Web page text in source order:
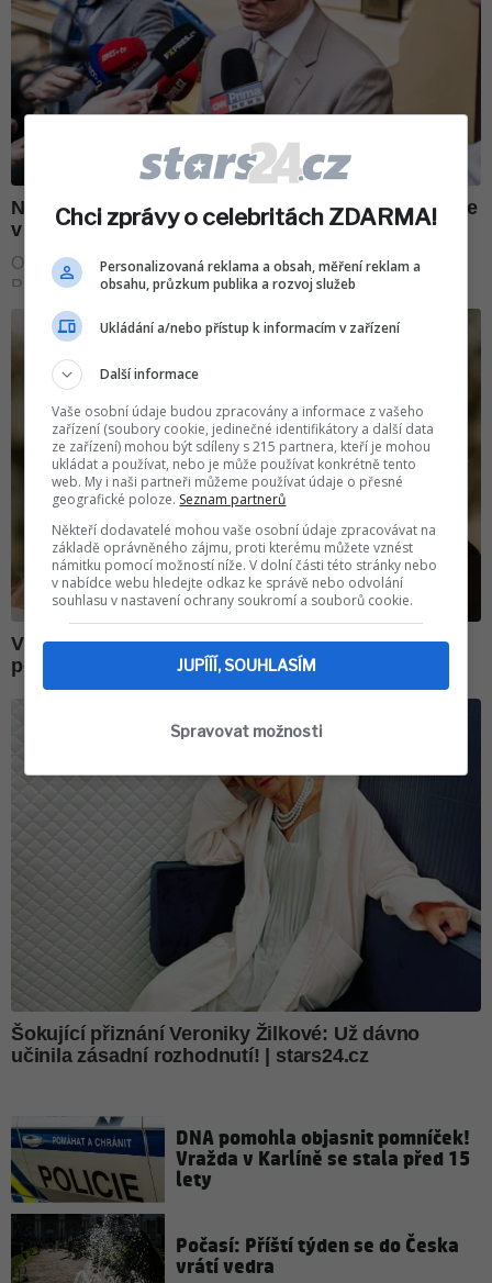
DNA pomohla objasnit pomníček!
Vražda v Karlíně se stala před 15
lety
Počasí: Příští týden se do Česka
vrátí vedra
Chci zprávy o celebritách ZDARMA!
Personalizovaná reklama a obsah, měření reklam a
obsahu, průzkum publika a rozvoj služeb
Ukládání a/nebo přístup k informacím v zařízení
Další informace
Vaše osobní údaje budou zpracovány a informace z vašeho
zařízení (soubory cookie, jedinečné identifikátory a další data
ze zařízení) mohou být sdíleny s 215 partnera, kteří je mohou
ukládat a používat, nebo je může používat konkrétně tento
web. My i naši partneři můžeme používat údaje o přesné
geografické poloze. Seznam partnerů
Někteří dodavatelé mohou vaše osobní údaje zpracovávat na
základě oprávněného zájmu, proti kterému můžete vznést
námitku pomocí možností níže. V dolní části této stránky nebo
v nabídce webu hledejte odkaz ke správě nebo odvolání
souhlasu v nastavení ochrany soukromí a souborů cookie.
JUPÍÍÍ, SOUHLASÍM
Spravovat možnosti